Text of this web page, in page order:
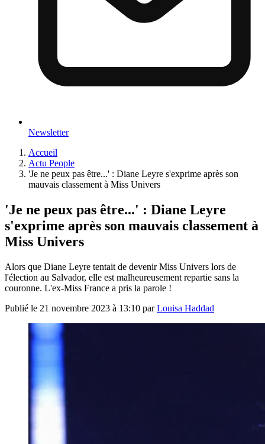
Newsletter
Accueil
Actu People
'Je ne peux pas être...' : Diane Leyre s'exprime après son
mauvais classement à Miss Univers
'Je ne peux pas être...' : Diane Leyre
s'exprime après son mauvais classement à
Miss Univers
Alors que Diane Leyre tentait de devenir Miss Univers lors de
l'élection au Salvador, elle est malheureusement repartie sans la
couronne. L'ex-Miss France a pris la parole !
Publié le 21 novembre 2023 à 13:10 parLouisa Haddad